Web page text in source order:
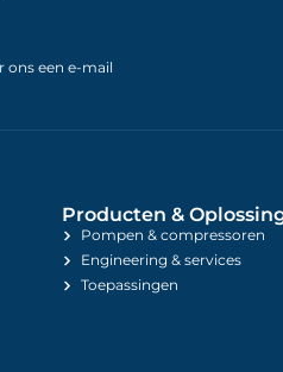
ons een e-mail
Producten &
Pompen & compressoren
Engineering & services
Toepassingen